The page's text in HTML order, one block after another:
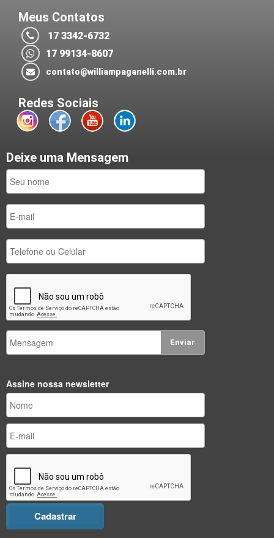
Meus Contatos
17 3342-6732
17 99134-8607
contato@williampaganelli.com.br
Redes Sociais
Deixe uma Mensagem
Enviar
Assine nossa newsletter
Cadastrar